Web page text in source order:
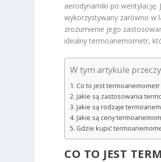
aerodynamiki po wentylację.
wykorzystywany zarówno w
zrozumienie jego
idealny termoanemometr,
W tym artykule
Co to jest termoanemometr
Jakie są zastosowania
Jakie są rodzaje
Jakie są ceny
Gdzie kupić
CO TO JEST